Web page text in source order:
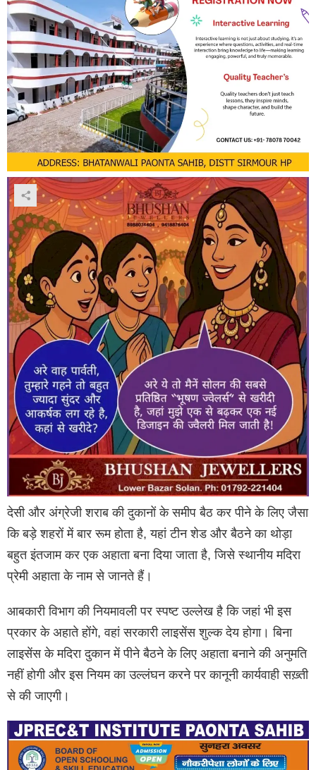
देसी और अंग्रेजी शराब की दुकानों के समीप बैठ कर पीने के लिए जैसा
कि बड़े शहरों में बार रूम होता है, यहां टीन शेड और बैठने का थोड़ा
बहुत इंतजाम कर एक अहाता बना दिया जाता है, जिसे स्थानीय मदिरा
प्रेमी अहाता के नाम से जानते हैं।
आबकारी विभाग की नियमावली पर स्पष्ट उल्लेख है कि जहां भी इस
प्रकार के अहाते होंगे, वहां सरकारी लाइसेंस शुल्क देय होगा। बिना
लाइसेंस के मदिरा दुकान में पीने बैठने के लिए अहाता बनाने की अनुमति
नहीं होगी और इस नियम का उल्लंघन करने पर कानूनी कार्यवाही सख़्ती
से की जाएगी।